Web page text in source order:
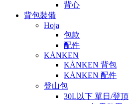
背心
背包裝備
Hoja
包款
配件
KÅNKEN
KÅNKEN 背包
KÅNKEN 配件
登山包
30L以下 單日/登頂